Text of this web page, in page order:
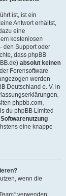
ist, ist ein
Antwort erhältst,
eine
kostenlosen
den Support oder
dass phpBB
absolut keinen
Forensoftware
werden
Deutschland e. V. in
phpbb.com,
du phpBB Limited
Softwarenutzung
eine knappe
wenn die
verwenden.